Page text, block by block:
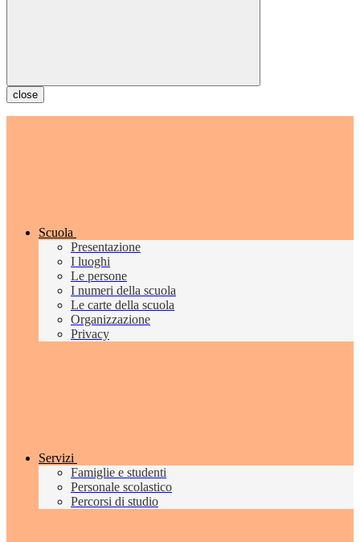
close
Scuola
Presentazione
I luoghi
Le persone
I numeri della scuola
Le carte della scuola
Organizzazione
Privacy
Servizi
Famiglie e studenti
Personale scolastico
Percorsi di studio